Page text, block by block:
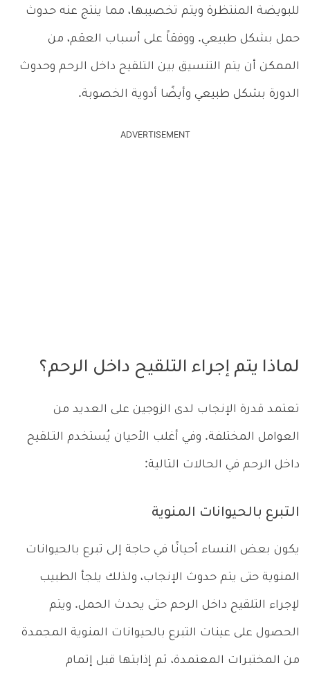
للبويضة المنتظرة ويتم تخصيبها، مما ينتج عنه حدوث
حمل بشكل طبيعي. ووفقاً على أسباب العقم، من
الممكن أن يتم التنسيق بين التلقيح داخل الرحم وحدوث
الدورة بشكل طبيعي وأيضًا أدوية الخصوبة.
ADVERTISEMENT
لماذا يتم إجراء التلقيح داخل الرحم؟
تعتمد قدرة الإنجاب لدى الزوجين على العديد من
العوامل المختلفة. وفي أغلب الأحيان يُستخدم التـلقيح
داخل الرحم في الحالات التالية:
التبرع بالحيوانات المنوية
يكون بعض النساء أحيانًا في حاجة إلى تبرع بالحيوانات
المنوية حتى يتم حدوث الإنجاب، ولذلك يلجأ الطبيب
لإجراء التلقيح داخل الرحم حتى يحدث الحمل. ويتم
الحصول على عينات التبرع بالحيوانات المنوية المجمدة
من المختبرات المعتمدة، ثم إذابتها قبل إتمام